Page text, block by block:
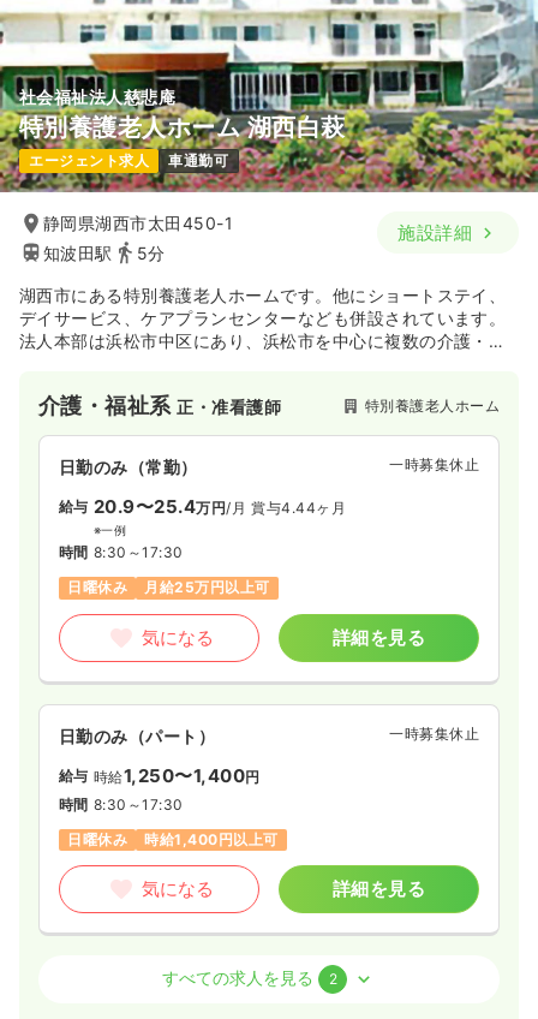
社会福祉法人慈悲庵
特別養護老人ホーム 湖西白萩
エージェント求人 車通勤可
静岡県湖西市太田450-1
知波田駅
5分
施設詳細
湖西市にある特別養護老人ホームです。他にショートステイ、
デイサービス、ケアプランセンターなども併設されています。
法人本部は浜松市中区にあり、浜松市を中心に複数の介護・福
介護・福祉系正・准看護師 特別養護老人ホーム
日勤のみ（常勤） 一時募集休止
給与 20.9〜25.4万円/月 賞与4.44ヶ月
※一例
時間 8:30～17:30
日曜休み
月給25万円以上可
気になる 詳細を見る
日勤のみ（パート） 一時募集休止
給与 時給1,250〜1,400円
時間 8:30～17:30
日曜休み
時給1,400円以上可
気になる 詳細を見る
正看護師すべての求人を見る 2